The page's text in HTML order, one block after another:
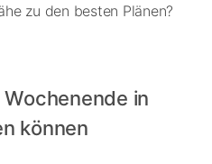
zu den besten Plänen?
in
können